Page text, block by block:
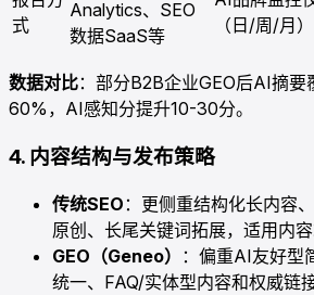
式
Analytics、SEO
数据SaaS等
（日/周/月
数据对比：部分B2B企业GEO后AI摘要
60%，AI感知分提升10-30分。
4. 内容结构与发布策略
传统SEO ：更侧重结构化长内容
原创、长尾关键词拓展，适用内容
GEO（Geneo）
：偏重AI友好型
统一、FAQ/实体型内容和权威链